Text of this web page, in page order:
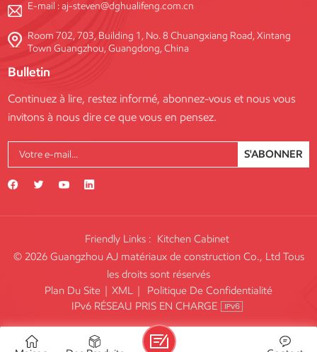
E-mail :aj-steven@dghualifeng.com.cn
Room 702, 703, Building 1, No. 8 Chuangxiang Road, Xintang
Town Guangzhou, Guangdong, China
Bulletin
Continuez à lire, restez informé, abonnez-vous et nous vous
invitons à nous dire ce que vous en pensez.
S'ABONNER
Friendly Links : Kitchen Cabinet
© 2026 Guangzhou AJ matériaux de construction Co., Ltd Tous
les droits sont réservés
Plan Du Site | XML |
Politique De Confidentialité
IPv6 RÉSEAU PRIS EN CHARGE